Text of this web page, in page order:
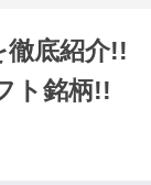
徹底紹介!!
ト銘柄!!